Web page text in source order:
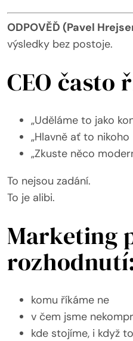
ODPOVĚĎ (Pavel
výsledky bez postoje.
CEO často
„Uděláme to jako
„Hlavně ať to nikoho
„Zkuste něco
To nejsou zadání.
To je alibi.
Marketing
komu říkáme ne
v čem jsme
kde stojíme, i když